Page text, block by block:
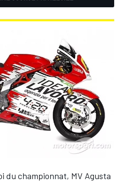
du championnat, MV Agusta